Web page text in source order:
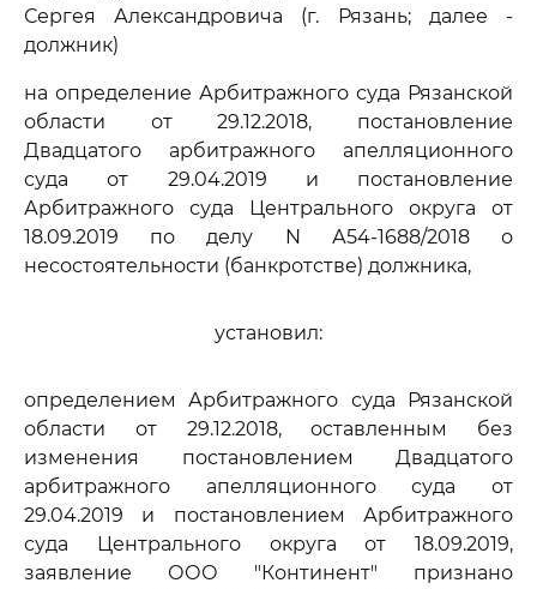
Сергея Александровича (г. Рязань; далее -
должник)
на определение Арбитражного суда Рязанской
области от 29.12.2018, постановление
Двадцатого арбитражного апелляционного
суда от 29.04.2019 и постановление
Арбитражного суда Центрального округа от
18.09.2019 по делу N А54-1688/2018 о
несостоятельности (банкротстве) должника,
установил:
определением Арбитражного суда Рязанской
области от 29.12.2018, оставленным без
изменения постановлением Двадцатого
арбитражного апелляционного суда от
29.04.2019 и постановлением Арбитражного
суда Центрального округа от 18.09.2019,
заявление ООО "Континент" признано